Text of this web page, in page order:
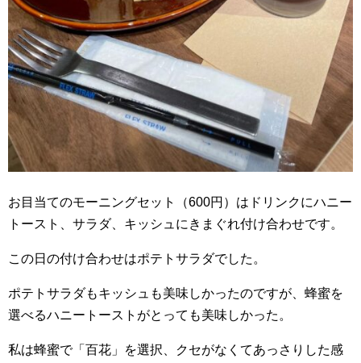
お目当てのモーニングセット（600円）はドリンクにハニー
トースト、サラダ、キッシュにきまぐれ付け合わせです。
この日の付け合わせはポテトサラダでした。
ポテトサラダもキッシュも美味しかったのですが、蜂蜜を
選べるハニートーストがとっても美味しかった。
私は蜂蜜で「百花」を選択、クセがなくてあっさりした感